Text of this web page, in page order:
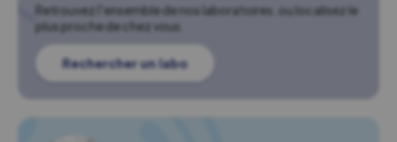
Retrouvez l'ensemble de nos laboratoires, ou localisez le
plus proche de chez vous.
Rechercher un labo